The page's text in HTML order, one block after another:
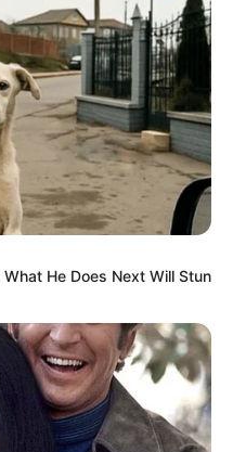
Bikin
di
He Does Next Will Stun